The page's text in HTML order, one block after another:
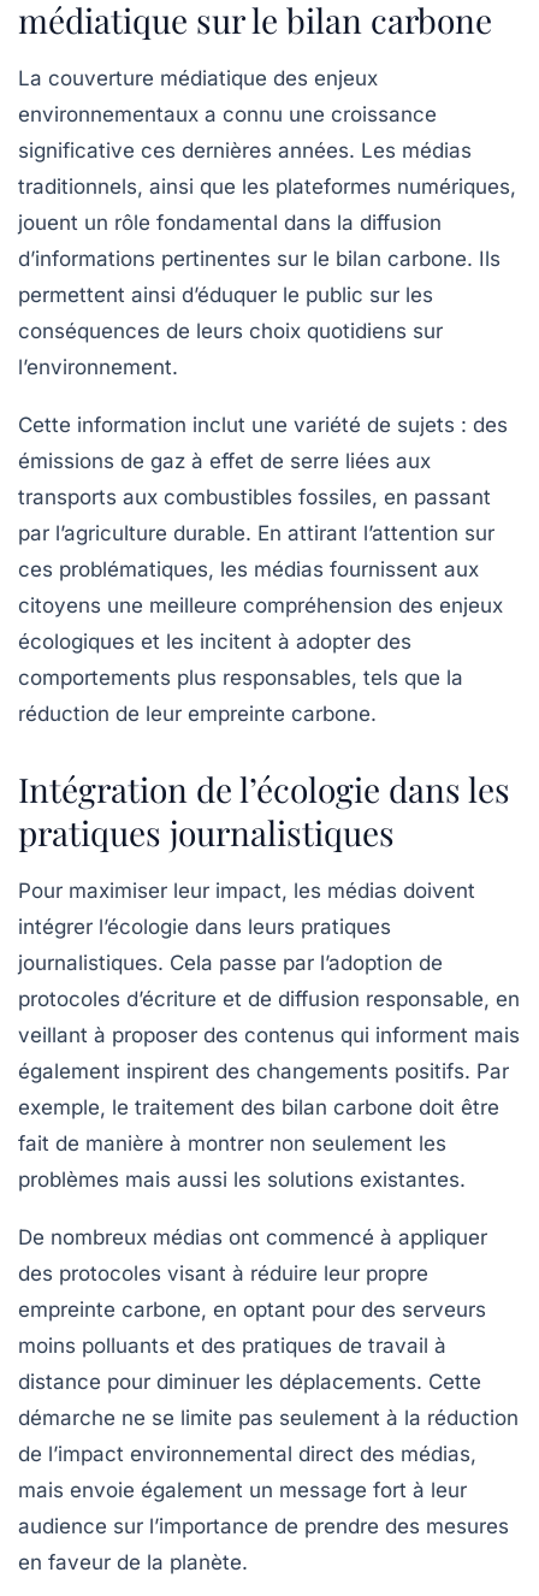
médiatique sur le bilan carbone
La couverture médiatique des enjeux
environnementaux a connu une croissance
significative ces dernières années. Les médias
traditionnels, ainsi que les plateformes numériques,
jouent un rôle fondamental dans la diffusion
d’informations pertinentes sur le bilan carbone. Ils
permettent ainsi d’éduquer le public sur les
conséquences de leurs choix quotidiens sur
l’environnement.
Cette information inclut une variété de sujets : des
émissions de gaz à effet de serre liées aux
transports aux combustibles fossiles, en passant
par l’agriculture durable. En attirant l’attention sur
ces problématiques, les médias fournissent aux
citoyens une meilleure compréhension des enjeux
écologiques et les incitent à adopter des
comportements plus responsables, tels que la
réduction de leur empreinte carbone.
Intégration de l’écologie dans les
pratiques journalistiques
Pour maximiser leur impact, les médias doivent
intégrer l’écologie dans leurs pratiques
journalistiques. Cela passe par l’adoption de
protocoles d’écriture et de diffusion responsable, en
veillant à proposer des contenus qui informent mais
également inspirent des changements positifs. Par
exemple, le traitement des bilan carbone doit être
fait de manière à montrer non seulement les
problèmes mais aussi les solutions existantes.
De nombreux médias ont commencé à appliquer
des protocoles visant à réduire leur propre
empreinte carbone, en optant pour des serveurs
moins polluants et des pratiques de travail à
distance pour diminuer les déplacements. Cette
démarche ne se limite pas seulement à la réduction
de l’impact environnemental direct des médias,
mais envoie également un message fort à leur
audience sur l’importance de prendre des mesures
en faveur de la planète.